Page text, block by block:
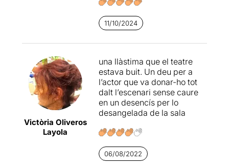
parella en Pepe, el fill
d'aquesta parella en Kevin i
en Sebastià, un capellà.
és també l'actor que
interpreta a tots aquests
personatges.
Es tracta d'un text
contemporani, tragicòmic,
emotiu, divertit i dinàmic.
Un text amb un llenguatge
molt natural, ple de
barbarismes.
És una obra amb molts
11/10/2024
Victòria Oliveros
Layola
una llàstima que el teatre
estava buit. Un deu per a
l’actor que va donar-ho tot
dalt l’escenari sense caure
en un desencís per lo
desangelada de la sala
06/08/2022